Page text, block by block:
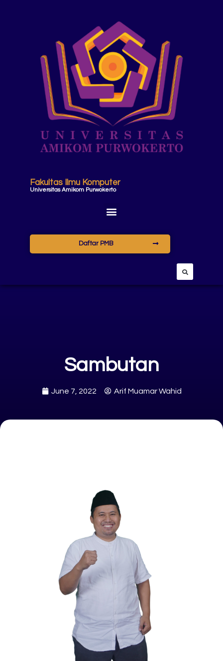
Fakultas Ilmu Komputer
Universitas Amikom Purwokerto
Daftar PMB
Sambutan
June 7, 2022 Arif Muamar Wahid